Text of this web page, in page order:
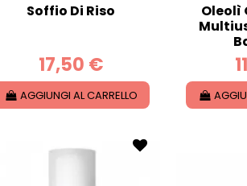
Soffio Di Riso
17,50 €
AGGIUNGI AL CARRELLO
Oleolì